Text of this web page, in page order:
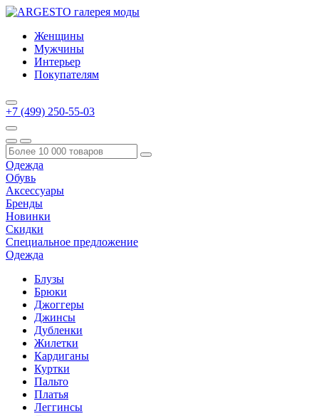
Женщины
Мужчины
Интерьер
Покупателям
+7 (499) 250-55-03
Одежда
Обувь
Аксессуары
Бренды
Новинки
Скидки
Специальное предложение
Одежда
Блузы
Брюки
Джоггеры
Джинсы
Дубленки
Жилетки
Кардиганы
Куртки
Пальто
Платья
Леггинсы